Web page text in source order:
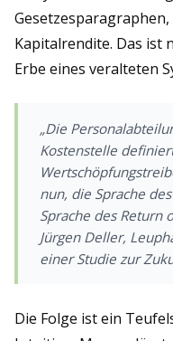
Kapitalrendite. Das ist
Erbe eines veralteten
„Die
Kostenstelle
nun, die Sprache
Sprache des Return
Jürgen Deller,
einer Studie zur
Die Folge ist ein